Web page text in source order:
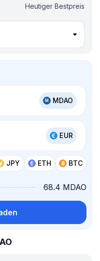
Heutiger Bestpreis
MDAO
EUR
JPY ETH BTC
68.4 MDAO